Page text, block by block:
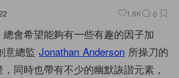
1.6K 0
會希望能夠有一些有趣的因子加
意總監 Jonathan Anderson 所操刀的
同時也帶有不少的幽默詼諧元素，